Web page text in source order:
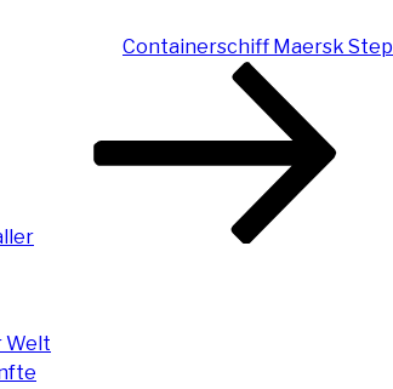
Containerschiff Maersk
Welt